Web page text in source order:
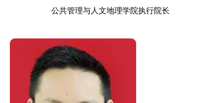
公共管理与人文地理学院执行院长